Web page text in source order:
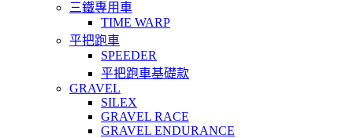
三鐵專用車
TIME WARP
平把跑車
SPEEDER
平把跑車基礎款
GRAVEL
SILEX
GRAVEL RACE
GRAVEL ENDURANCE